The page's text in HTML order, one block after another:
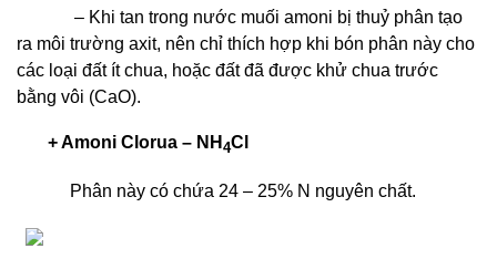
– Khi tan trong nước muối amoni bị thuỷ phân tạo
ra môi trường axit, nên chỉ thích hợp khi bón phân này cho
các loại đất ít chua, hoặc đất đã được khử chua trước
bằng vôi (CaO).
+ Amoni Clorua – NH 4Cl
Phân này có chứa 24 – 25% N nguyên chất.